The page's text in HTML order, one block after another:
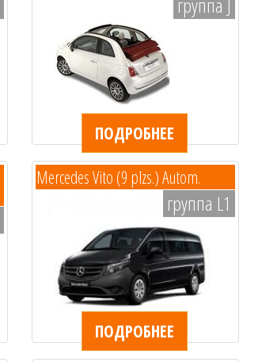
ПОДРОБНЕЕ
Mercedes Vito (9 plzs.) Autom.
группа L1
ПОДРОБНЕЕ